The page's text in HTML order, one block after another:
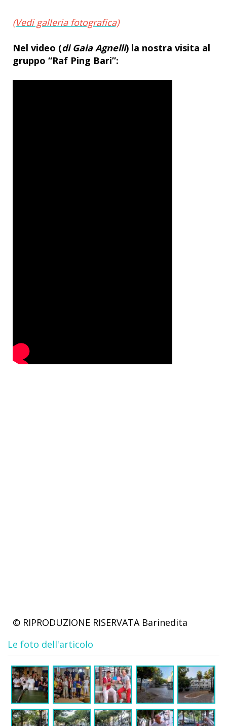
(Vedi galleria fotografica)
Nel video (di Gaia Agnelli) la nostra visita al
gruppo “Raf Ping Bari”:
© RIPRODUZIONE RISERVATA Barinedita
Le foto dell'articolo